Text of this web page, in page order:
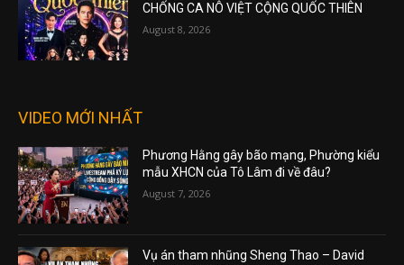
CHỐNG CA NÔ VIỆT CỘNG QUỐC THIÊN
August 8, 2026
VIDEO MỚI NHẤT
Phương Hằng gây bão mạng, Phường kiểu
mẫu XHCN của Tô Lâm đi về đâu?
August 7, 2026
Vụ án tham nhũng Sheng Thao – David